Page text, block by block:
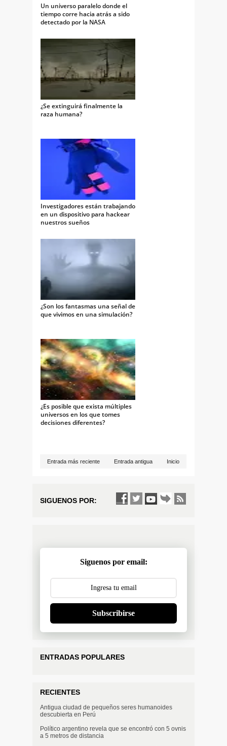
Un universo paralelo donde el
tiempo corre hacia atrás a sido
detectado por la NASA
¿Se extinguirá finalmente la
raza humana?
Investigadores están trabajando
en un dispositivo para hackear
nuestros sueños
¿Son los fantasmas una señal de
que vivimos en una simulación?
¿Es posible que exista múltiples
universos en los que tomes
decisiones diferentes?
Entrada más reciente Entrada antigua Inicio
SIGUENOS POR:
Siguenos por email:
Subscribirse
ENTRADAS POPULARES
RECIENTES
Antigua ciudad de pequeños seres humanoides
descubierta en Perú
Político argentino revela que se encontró con 5 ovnis
a 5 metros de distancia